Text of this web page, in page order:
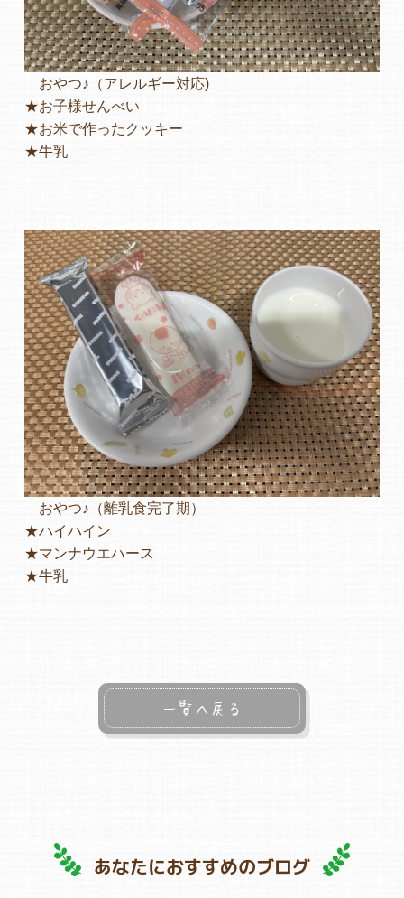
おやつ♪（アレルギー対応)
★お子様せんべい
★お米で作ったクッキー
★牛乳
おやつ♪（離乳食完了期）
★ハイハイン
★マンナウエハース
★牛乳
一覧へ戻る
あなたにおすすめのブログ